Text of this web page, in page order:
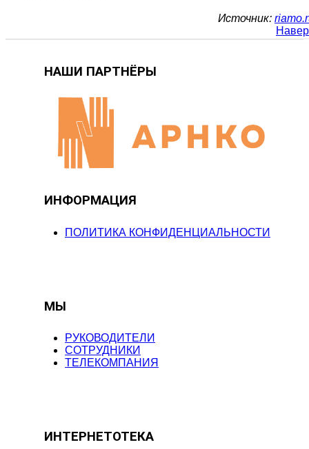
Источник:
НАШИ ПАРТНЁРЫ
ИНФОРМАЦИЯ
ПОЛИТИКА КОНФИДЕНЦИАЛЬНОСТИ
МЫ
РУКОВОДИТЕЛИ
СОТРУДНИКИ
ТЕЛЕКОМПАНИЯ
ИНТЕРНЕТОТЕКА